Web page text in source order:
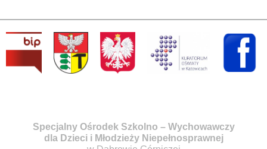
Specjalny Ośrodek Szkolno – Wychowawczy
dla Dzieci i Młodzieży Niepełnosprawnej